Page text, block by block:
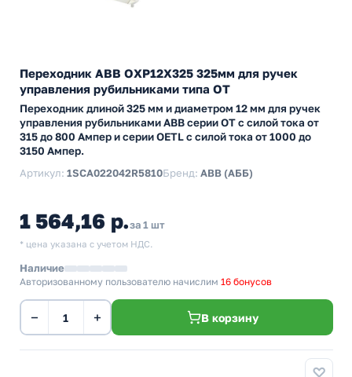
Переходник ABB ОХP12X325 325мм для ручек
управления рубильниками типа ОТ
Переходник длиной 325 мм и диаметром 12 мм для ручек
управления рубильниками АВВ серии ОТ с силой тока от
315 до 800 Ампер и серии ОETL с силой тока от 1000 до
3150 Ампер.
Артикул: 1SCA022042R5810Бренд: ABB (АББ)
1 564,16 р.за 1 шт
* цена указана с учетом НДС.
Наличие
Авторизованному пользователю начислим 16 бонусов
− + В корзину